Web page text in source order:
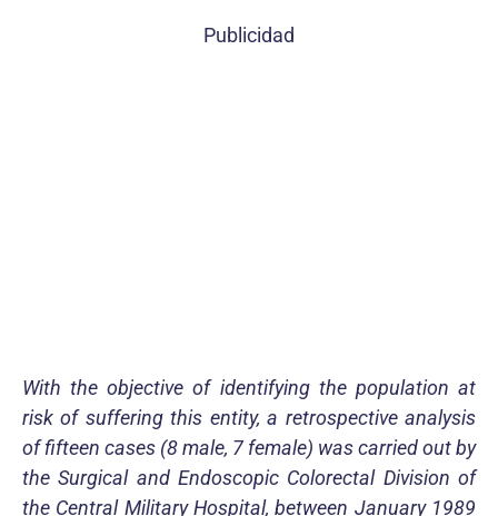
Publicidad
With the objective of identifying the population at
risk of suffering this entity, a retrospective analysis
of fifteen cases (8 male, 7 female) was carried out by
the Surgical and Endoscopic Colorectal Division of
the Central Military Hospital, between January 1989